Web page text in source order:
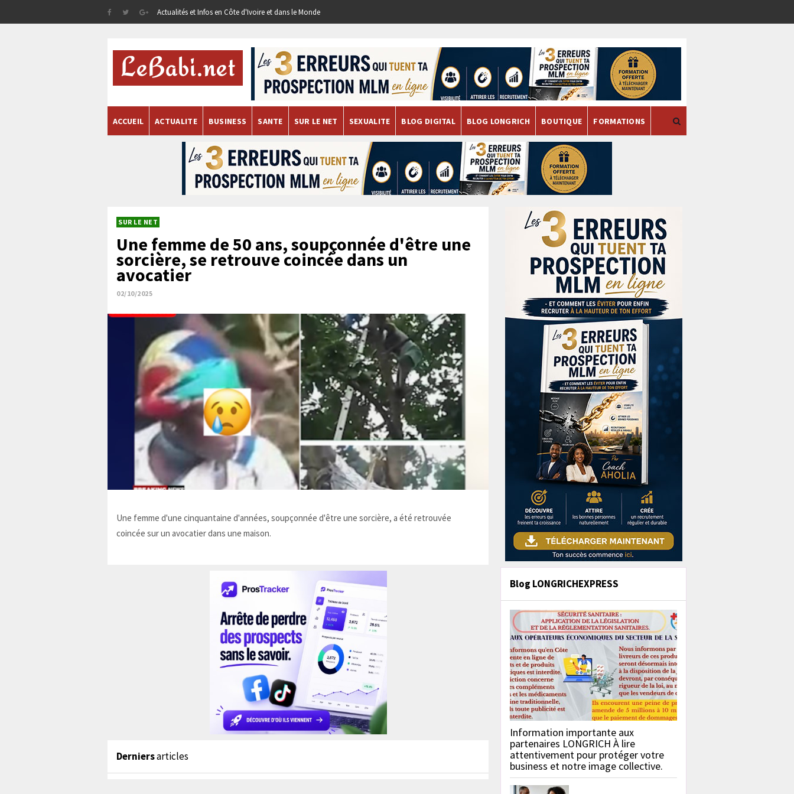
Actualités et Infos en Côte d'Ivoire et dans le Monde
ACCUEIL ACTUALITE BUSINESS SANTE SUR LE NET SEXUALITE BLOG DIGITAL BLOG LONGRICH BOUTIQUE FORMATIONS
SUR LE NET
Une femme de 50 ans, soupçonnée d'être une
sorcière, se retrouve coincée dans un
avocatier
02/10/2025
Une femme d'une cinquantaine d'années, soupçonnée d'être une sorcière, a été retrouvée
coincée sur un avocatier dans une maison.
Derniersarticles
Blog LONGRICHEXPRESS
Information importante aux
partenaires LONGRICH À lire
attentivement pour protéger votre
business et notre image collective.